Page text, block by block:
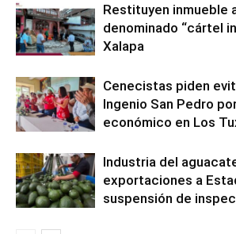
Restituyen inmueble
denominado “cártel
Xalapa
Cenecistas piden
Ingenio San Pedro
económico en Los
Industria del
exportaciones a
suspensión de